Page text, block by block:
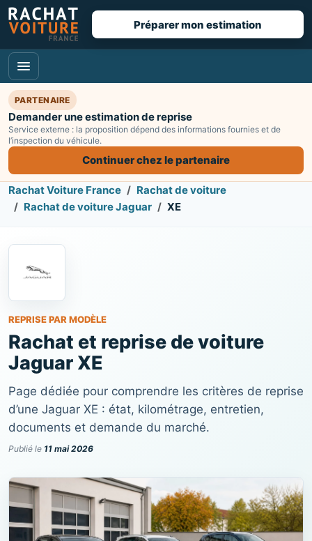
Préparer mon estimation
PARTENAIRE
Demander une estimation de reprise
Service externe : la proposition dépend des informations fournies et de
l’inspection du véhicule.
Continuer chez le partenaire
Rachat Voiture France
Rachat de voiture
Rachat de voiture Jaguar
XE
REPRISE PAR MODÈLE
Rachat et reprise de voiture
Jaguar XE
Page dédiée pour comprendre les critères de reprise
d’une Jaguar XE : état, kilométrage, entretien,
documents et demande du marché.
Publié le 11 mai 2026